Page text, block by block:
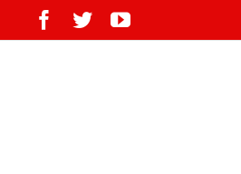
Facebook
TwitterYouTube